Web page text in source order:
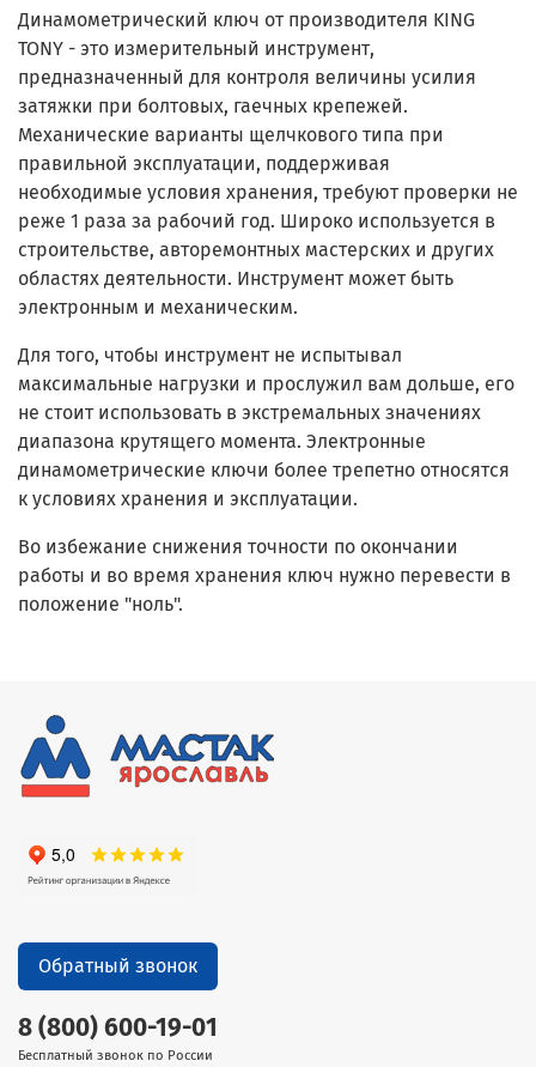
Динамометрический ключ от производителя KING
TONY - это измерительный инструмент,
предназначенный для контроля величины усилия
затяжки при болтовых, гаечных крепежей.
Механические варианты щелчкового типа при
правильной эксплуатации, поддерживая
необходимые условия хранения, требуют проверки не
реже 1 раза за рабочий год. Широко используется в
строительстве, авторемонтных мастерских и других
областях деятельности. Инструмент может быть
электронным и механическим.
Для того, чтобы инструмент не испытывал
максимальные нагрузки и прослужил вам дольше, его
не стоит использовать в экстремальных значениях
диапазона крутящего момента. Электронные
динамометрические ключи более трепетно относятся
к условиях хранения и эксплуатации.
Во избежание снижения точности по окончании
работы и во время хранения ключ нужно перевести в
положение "ноль".
8 (800) 600-19-01
Бесплатный звонок по России
Обратный звонок